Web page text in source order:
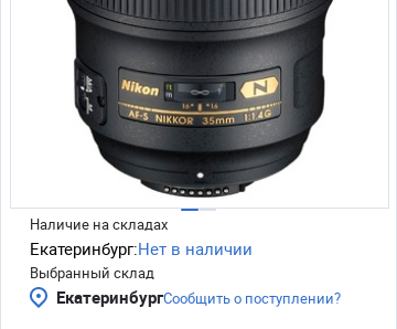
Наличие на складах
Екатеринбург:Нет в наличии
Выбранный склад
ЕкатеринбургСообщить о поступлении?